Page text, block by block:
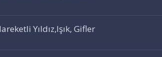
Yıldız,Işık, Gifler